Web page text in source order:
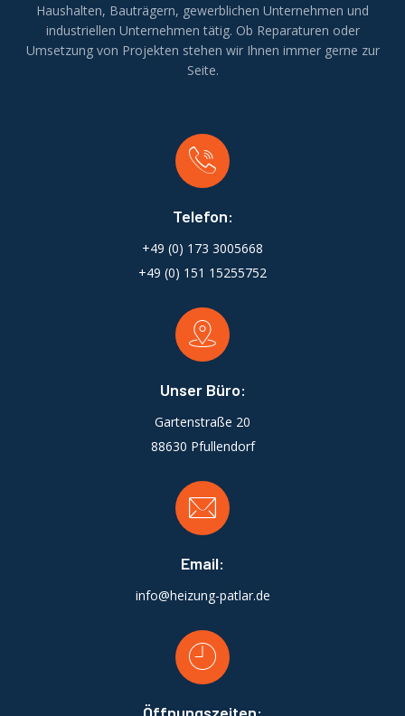
Haushalten, Bauträgern, gewerblichen Unternehmen und
industriellen Unternehmen tätig. Ob Reparaturen oder
Umsetzung von Projekten stehen wir Ihnen immer gerne zur
Seite.
Telefon:
+49 (0) 173 3005668
+49 (0) 151 15255752
Unser Büro:
Gartenstraße 20
88630 Pfullendorf
Email:
info@heizung-patlar.de